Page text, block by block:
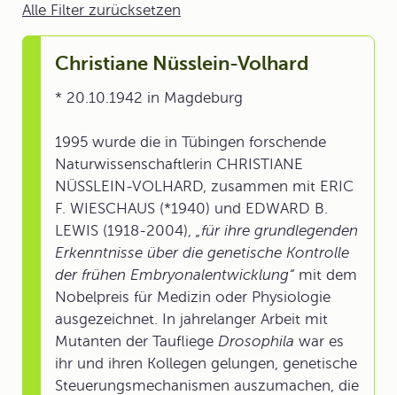
Alle Filter zurücksetzen
Christiane Nüsslein-Volhard
* 20.10.1942 in Magdeburg
1995 wurde die in Tübingen forschende
Naturwissenschaftlerin CHRISTIANE
NÜSSLEIN-VOLHARD, zusammen mit ERIC
F. WIESCHAUS (*1940) und EDWARD B.
LEWIS (1918-2004), „für ihre grundlegenden
Erkenntnisse über die genetische Kontrolle
der frühen Embryonalentwicklung“ mit dem
Nobelpreis für Medizin oder Physiologie
ausgezeichnet. In jahrelanger Arbeit mit
Mutanten der Taufliege Drosophila war es
ihr und ihren Kollegen gelungen, genetische
Steuerungsmechanismen auszumachen, die